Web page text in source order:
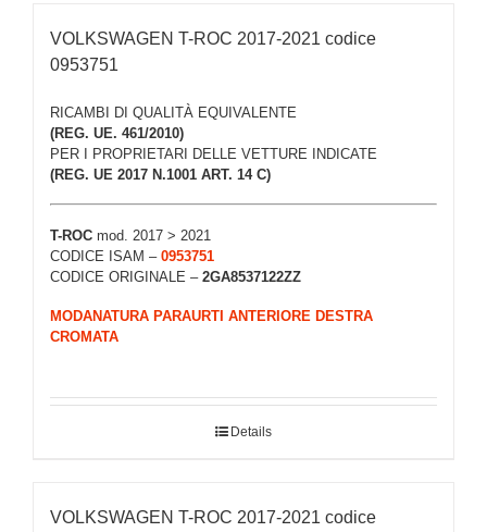
VOLKSWAGEN T-ROC 2017-2021 codice
0953751
RICAMBI DI QUALITÀ EQUIVALENTE
(REG. UE. 461/2010)
PER I PROPRIETARI DELLE VETTURE INDICATE
(REG. UE 2017 N.1001 ART. 14 C)
T-ROC mod. 2017 > 2021
CODICE ISAM – 0953751
CODICE ORIGINALE – 2GA8537122ZZ
MODANATURA PARAURTI ANTERIORE DESTRA
CROMATA
Details
VOLKSWAGEN T-ROC 2017-2021 codice